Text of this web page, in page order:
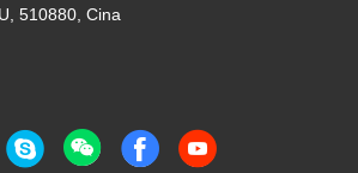
510880, Cina